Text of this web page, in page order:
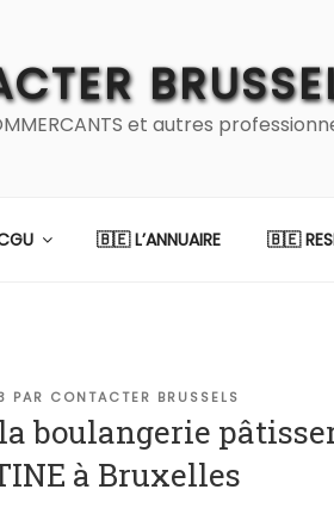
et autres
🇧🇪 L’ANNUAIRE 🇧🇪
PAR CONTACTER BRUSSELS
boulangerie
à Bruxelles